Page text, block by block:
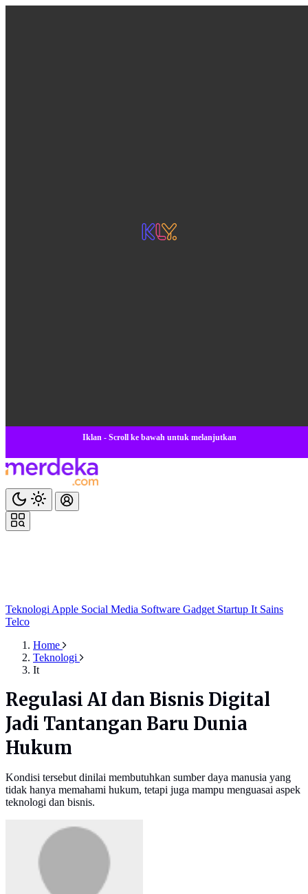
Iklan - Scroll ke bawah untuk melanjutkan
Teknologi Apple Social Media Software Gadget Startup It Sains
Telco
Home
Teknologi
It
Regulasi AI dan Bisnis Digital
Jadi Tantangan Baru Dunia
Hukum
Kondisi tersebut dinilai membutuhkan sumber daya manusia yang
tidak hanya memahami hukum, tetapi juga mampu menguasai aspek
teknologi dan bisnis.